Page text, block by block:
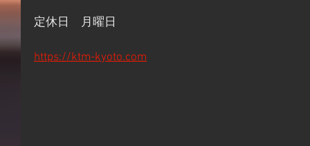
定休日　月曜日
https://ktm-kyoto.com